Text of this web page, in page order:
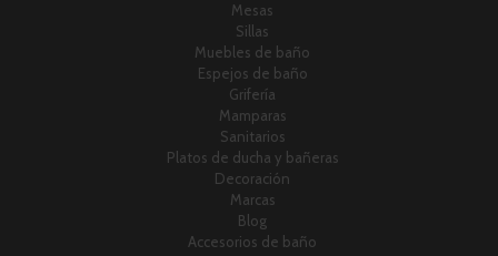
Mesas
Sillas
Muebles de baño
Espejos de baño
Grifería
Mamparas
Sanitarios
Platos de ducha y bañeras
Decoración
Marcas
Blog
Accesorios de baño